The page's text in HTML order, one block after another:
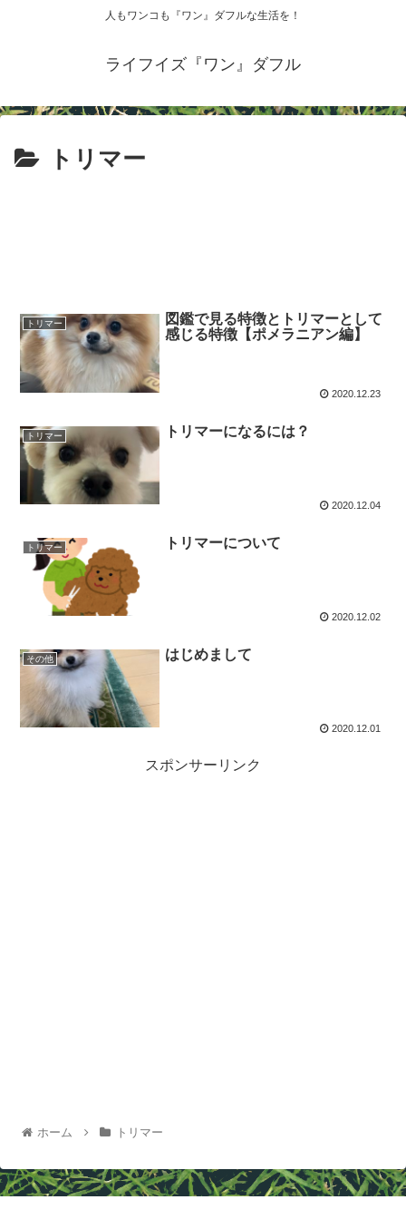
人もワンコも『ワン』ダフルな生活を！
ライフイズ『ワン』ダフル
トリマー
トリマー
図鑑で見る特徴とトリマーとして
感じる特徴【ポメラニアン編】
2020.12.23
トリマー トリマーになるには？
2020.12.04
トリマー トリマーについて
2020.12.02
その他 はじめまして
2020.12.01
スポンサーリンク
ホーム トリマー